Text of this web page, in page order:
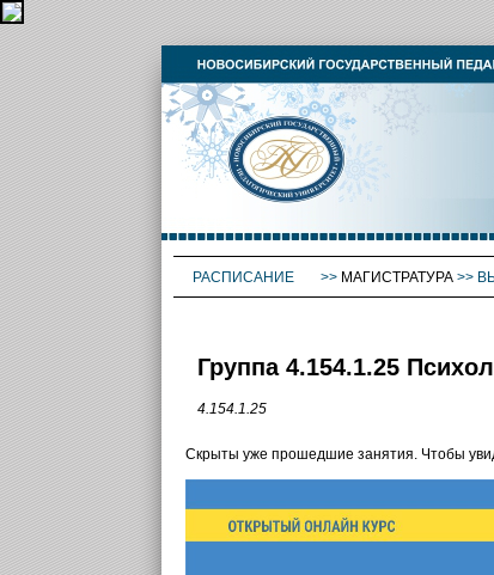
РАСПИСАНИЕ >> МАГИСТРАТУРА>>
Группа 4.154.1.25
4.154.1.25
Скрыты уже прошедшие занятия. Чтобы